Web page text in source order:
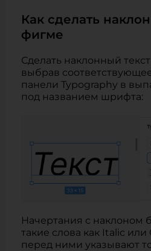
Как сделать наклон
фигме
Сделать наклонный
выбрав
панели Typography в
под названием шрифта:
Начертания с наклоном
такие слова как Italic или
перед ними указывают